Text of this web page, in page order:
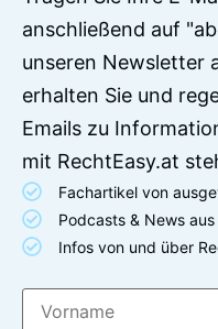
anschließend auf
unseren Newsletter
erhalten Sie und
Emails zu
mit RechtEasy.at
Fachartikel von
Podcasts & News
Infos von und über